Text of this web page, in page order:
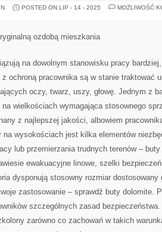
POSTED ON LIP - 14 - 2025
MOŻLIWOŚĆ
ozdobą mieszkania
na dowolnym stanowisku pracy
z ochroną pracownika są w stanie traktować
oczy, twarz, uszy, głowę. Jednym z
wielkościach wymagająca stosownego
z najlepszej jakości, albowiem
na wysokościach jest kilka elementów
lub przemierzania trudnych terenów –
ewakuacyjne linowe, szelki
dysponują stosowny rozmiar dostosowany
zastosowanie – sprawdź buty dolomite.
szczególnych zasad
zarówno co zachowań w takich